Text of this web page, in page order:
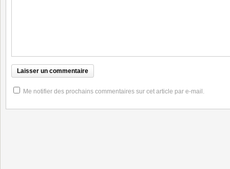
Me notifier des prochains commentaires sur cet article par e-mail.